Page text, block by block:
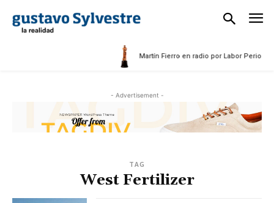
Martín Fierro en radio por Labor
- Advertisement -
TAG
West Fertilizer